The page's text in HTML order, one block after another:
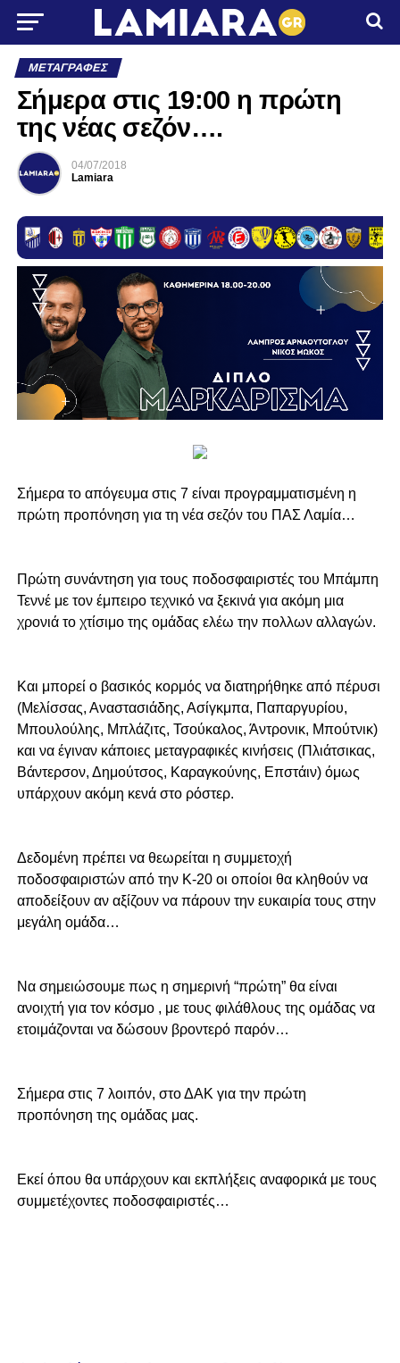
ΜΕΤΑΓΡΑΦΈΣ
Σήμερα στις 19:00 η πρώτη
της νέας σεζόν….
04/07/2018
Lamiara
Σήμερα το απόγευμα στις 7 είναι προγραμματισμένη η
πρώτη προπόνηση για τη νέα σεζόν του ΠΑΣ Λαμία…
Πρώτη συνάντηση για τους ποδοσφαιριστές του Μπάμπη
Τεννέ με τον έμπειρο τεχνικό να ξεκινά για ακόμη μια
χρονιά το χτίσιμο της ομάδας ελέω την πολλων αλλαγών.
Και μπορεί ο βασικός κορμός να διατηρήθηκε από πέρυσι
(Μελίσσας, Αναστασιάδης, Ασίγκμπα, Παπαργυρίου,
Μπουλούλης, Μπλάζιτς, Τσούκαλος, Άντρονικ, Μπούτνικ)
και να έγιναν κάποιες μεταγραφικές κινήσεις (Πλιάτσικας,
Βάντερσον, Δημούτσος, Καραγκούνης, Επστάιν) όμως
υπάρχουν ακόμη κενά στο ρόστερ.
Δεδομένη πρέπει να θεωρείται η συμμετοχή
ποδοσφαιριστών από την Κ-20 οι οποίοι θα κληθούν να
αποδείξουν αν αξίζουν να πάρουν την ευκαιρία τους στην
μεγάλη ομάδα…
Να σημειώσουμε πως η σημερινή “πρώτη” θα είναι
ανοιχτή για τον κόσμο , με τους φιλάθλους της ομάδας να
ετοιμάζονται να δώσουν βροντερό παρόν…
Σήμερα στις 7 λοιπόν, στο ΔΑΚ για την πρώτη
προπόνηση της ομάδας μας.
Εκεί όπου θα υπάρχουν και εκπλήξεις αναφορικά με τους
συμμετέχοντες ποδοσφαιριστές…